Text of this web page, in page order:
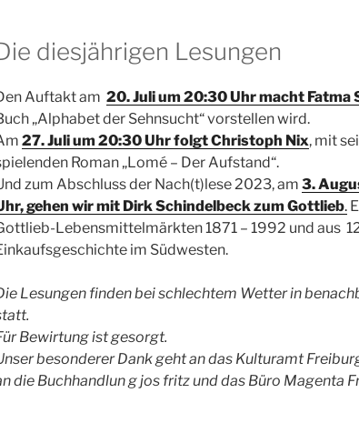
diesjährigen Lesungen
Auftakt am 20. Juli um 20:30 Uhr macht Fatma
„Alphabet der Sehnsucht“ vorstellen wird.
27. Juli um 20:30 Uhr folgt Christoph Nix, mit
Roman „Lomé – Der Aufstand“.
zum Abschluss der Nach(t)lese 2023, am 3.
gehen wir mit Dirk Schindelbeck zum Gottlieb.
Lebensmittelmärkten 1871 – 1992 und aus
im Südwesten.
Lesungen finden bei schlechtem Wetter in
Bewirtung ist gesorgt.
besonderer Dank geht an das Kulturamt
die Buchhandlun g jos fritz und das Büro Magenta